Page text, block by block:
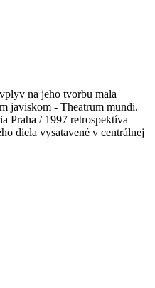
na jeho tvorbu mala
javiskom - Theatrum mundi.
Praha / 1997 retrospektíva
diela vysatavené v centrálnej